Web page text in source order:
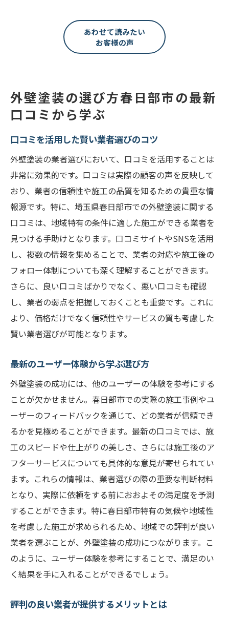
あわせて読みたい
お客様の声
外壁塗装の選び方春日部市の最新
口コミから学ぶ
口コミを活用した賢い業者選びのコツ
外壁塗装の業者選びにおいて、口コミを活用することは
非常に効果的です。口コミは実際の顧客の声を反映して
おり、業者の信頼性や施工の品質を知るための貴重な情
報源です。特に、埼玉県春日部市での外壁塗装に関する
口コミは、地域特有の条件に適した施工ができる業者を
見つける手助けとなります。口コミサイトやSNSを活用
し、複数の情報を集めることで、業者の対応や施工後の
フォロー体制についても深く理解することができます。
さらに、良い口コミばかりでなく、悪い口コミも確認
し、業者の弱点を把握しておくことも重要です。これに
より、価格だけでなく信頼性やサービスの質も考慮した
賢い業者選びが可能となります。
最新のユーザー体験から学ぶ選び方
外壁塗装の成功には、他のユーザーの体験を参考にする
ことが欠かせません。春日部市での実際の施工事例やユ
ーザーのフィードバックを通じて、どの業者が信頼でき
るかを見極めることができます。最新の口コミでは、施
工のスピードや仕上がりの美しさ、さらには施工後のア
フターサービスについても具体的な意見が寄せられてい
ます。これらの情報は、業者選びの際の重要な判断材料
となり、実際に依頼をする前におおよその満足度を予測
することができます。特に春日部市特有の気候や地域性
を考慮した施工が求められるため、地域での評判が良い
業者を選ぶことが、外壁塗装の成功につながります。こ
のように、ユーザー体験を参考にすることで、満足のい
く結果を手に入れることができるでしょう。
評判の良い業者が提供するメリットとは